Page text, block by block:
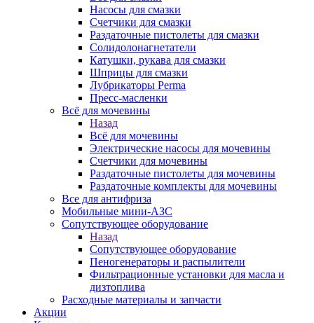
Насосы для смазки
Счетчики для смазки
Раздаточные пистолеты для смазки
Солидолонагнетатели
Катушки, рукава для смазки
Шприцы для смазки
Лубрикаторы Perma
Пресс-масленки
Всё для мочевины
Назад
Всё для мочевины
Электрические насосы для мочевины
Счетчики для мочевины
Раздаточные пистолеты для мочевины
Раздаточные комплекты для мочевины
Все для антифриза
Мобильные мини-АЗС
Сопутствующее оборудование
Назад
Сопутствующее оборудование
Пеногенераторы и распылители
Фильтрационные установки для масла и
дизтоплива
Расходные материалы и запчасти
Акции